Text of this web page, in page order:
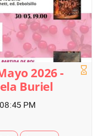
2026 -
Buriel
PM